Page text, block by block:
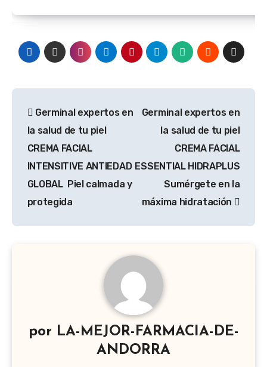
de
entradas
Germinal expertos en
la salud de tu piel
CREMA FACIAL
INTENSITIVE ANTIEDAD
GLOBAL Piel calmada y
protegida
Germinal expertos en
la salud de tu piel
CREMA FACIAL
ESSENTIAL HIDRAPLUS
Sumérgete en la
máxima hidratación
por LA-MEJOR-FARMACIA-DE-
ANDORRA